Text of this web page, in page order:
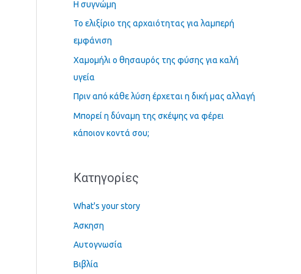
η
σ
η
γ
ι
α
:
Η συγνώμη
Το ελιξίριο της αρχαιότητας για λαμπερή
εμφάνιση
Χαμομήλι ο θησαυρός της φύσης για καλή
υγεία
Πριν από κάθε λύση έρχεται η δική μας αλλαγή
Μπορεί η δύναμη της σκέψης να φέρει
κάποιον κοντά σου;
Kατηγορίες
What's your story
Άσκηση
Αυτογνωσία
Βιβλία